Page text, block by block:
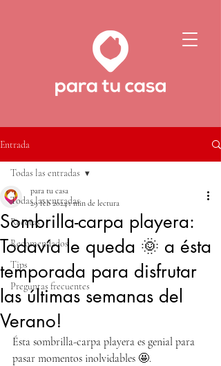
Entrada
Todas las entradas
Recetas
Recomendados
Tips
Preguntas frecuentes
Todas las entradas
Sombrilla-carpa playera:
Todavía le queda 🌞 a ésta
temporada para disfrutar
las últimas semanas del
Verano!
para tu casa
29 feb 20241 min de lectura
Ésta sombrilla-carpa playera es genial para
pasar momentos inolvidables 🤩.